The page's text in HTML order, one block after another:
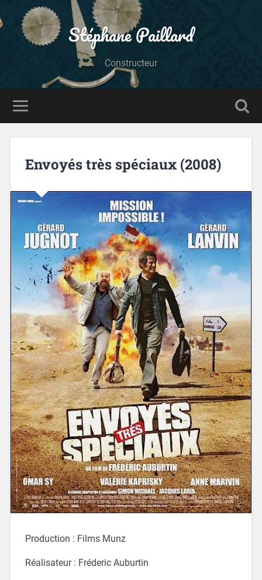
Stéphane Paillard
Constructeur
Envoyés très spéciaux (2008)
Production : Films Munz
Réalisateur : Fréderic Auburtin